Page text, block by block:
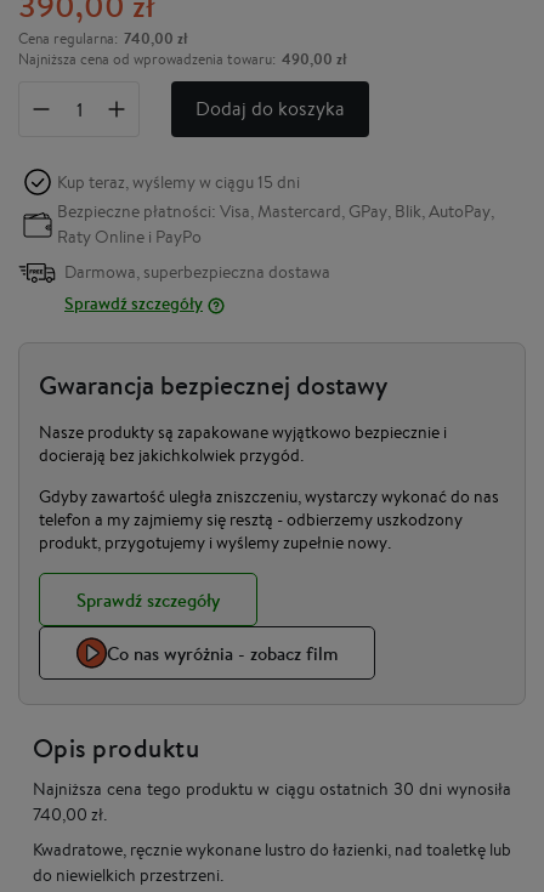
Cena regularna: 740,00 zł
Najniższa cena od wprowadzenia towaru: 490,00 zł
Dodaj do koszyka
Kup teraz, wyślemy w ciągu 15 dni
Bezpieczne płatności: Visa, Mastercard, GPay, Blik, AutoPay,
Raty Online i PayPo
Darmowa, superbezpieczna dostawa
Sprawdź szczegóły
Gwarancja bezpiecznej dostawy
Nasze produkty są zapakowane wyjątkowo bezpiecznie i
docierają bez jakichkolwiek przygód.
Gdyby zawartość uległa zniszczeniu, wystarczy wykonać do nas
telefon a my zajmiemy się resztą - odbierzemy uszkodzony
produkt, przygotujemy i wyślemy zupełnie nowy.
Sprawdź szczegóły
Co nas wyróżnia - zobacz film
Opis produktu
Najniższa cena tego produktu w ciągu ostatnich 30 dni wynosiła
740,00 zł.
Kwadratowe, ręcznie wykonane lustro do łazienki, nad toaletkę lub
do niewielkich przestrzeni.